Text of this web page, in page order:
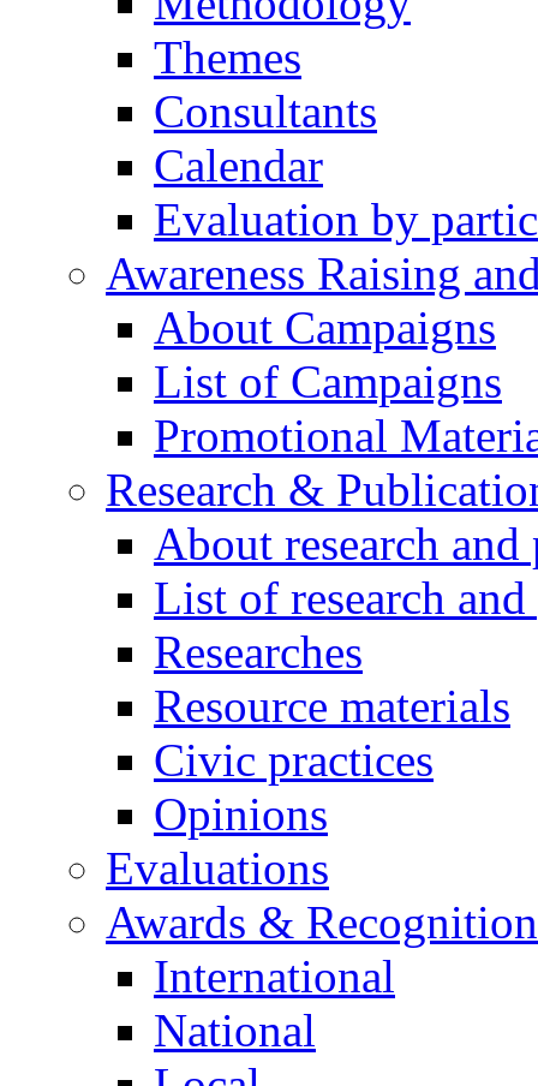
Themes
Consultants
Calendar
Evaluation by
Awareness Raising
About Campaigns
List of Campaigns
Promotional
Research &
About research
List of research
Researches
Resource materials
Civic practices
Opinions
Evaluations
Awards &
International
National